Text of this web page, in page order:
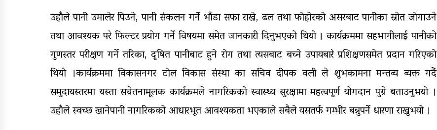
उहाँले पानी उमालेर पिउने, पानी संकलन गर्ने भाँडा सफा राख्ने, ढल तथा फोहोरको असरबाट पानीका स्रोत जोगाउने
तथा आवश्यक परे फिल्टर प्रयोग गर्ने विषयमा समेत जानकारी दिनुभएको थियो । कार्यक्रममा सहभागीलाई पानीको
गुणस्तर परीक्षण गर्ने तरिका, दूषित पानीबाट हुने रोग तथा त्यसबाट बच्ने उपायबारे प्रशिक्षणसमेत प्रदान गरिएको
थियो ।कार्यक्रममा विकासनगर टोल विकास संस्था का सचिव दीपक वली ले शुभकामना मन्तव्य व्यक्त गर्दै
समुदायस्तरमा यस्ता सचेतनामूलक कार्यक्रमले नागरिकको स्वास्थ्य सुरक्षामा महत्वपूर्ण योगदान पुग्ने बताउनुभयो ।
उहाँले स्वच्छ खानेपानी नागरिकको आधारभूत आवश्यकता भएकाले सबैले यसतर्फ गम्भीर बन्नुपर्ने धारणा राख्नुभयो ।